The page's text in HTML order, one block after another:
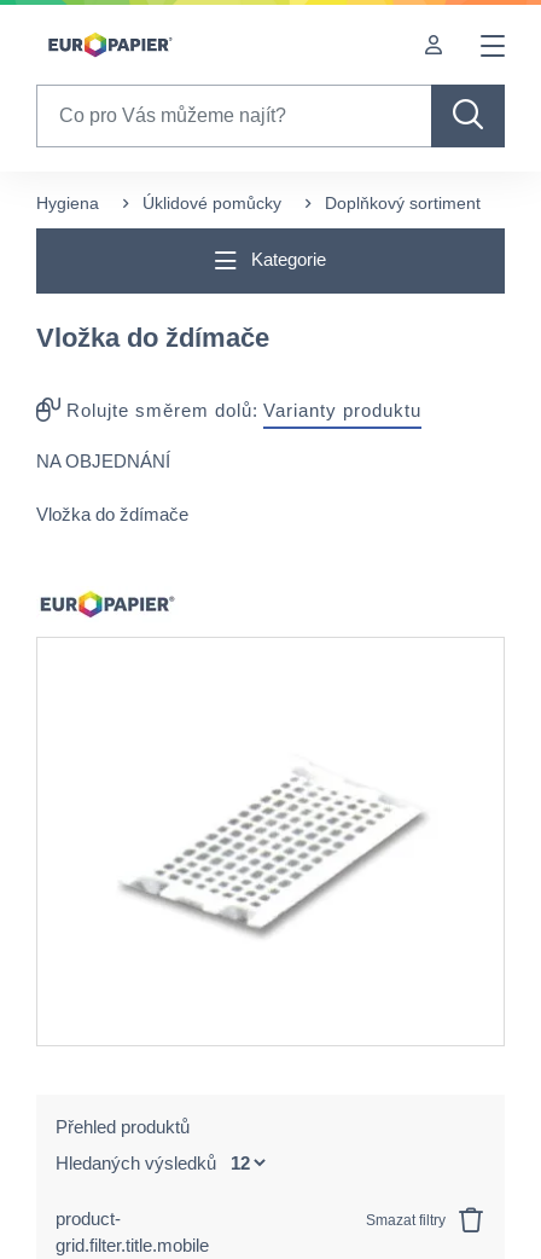
Table Of Content
Pro Vás zajímavé produkty
Hygiena Úklidové pomůcky Doplňkový sortiment
Kategorie
Vložka do ždímače
Rolujte směrem dolů: Varianty produktu
NA OBJEDNÁNÍ
Vložka do ždímače
Přehled produktů
Hledaných výsledků
product-
grid.filter.title.mobile
Smazat filtry